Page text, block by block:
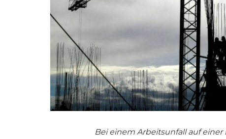
Bei einem Arbeitsunfall auf